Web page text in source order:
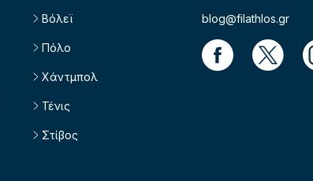
Βόλεϊ
Πόλο
Χάντμπολ
Τένις
Στίβος
blog@filathlos.gr